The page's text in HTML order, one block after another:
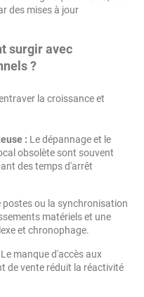
des mises à jour
surgir avec
?
la croissance et
: Le dépannage et le
obsolète sont souvent
des temps d'arrêt
postes ou la synchronisation
matériels et une
et chronophage.
Le manque d'accès aux
de vente réduit la réactivité